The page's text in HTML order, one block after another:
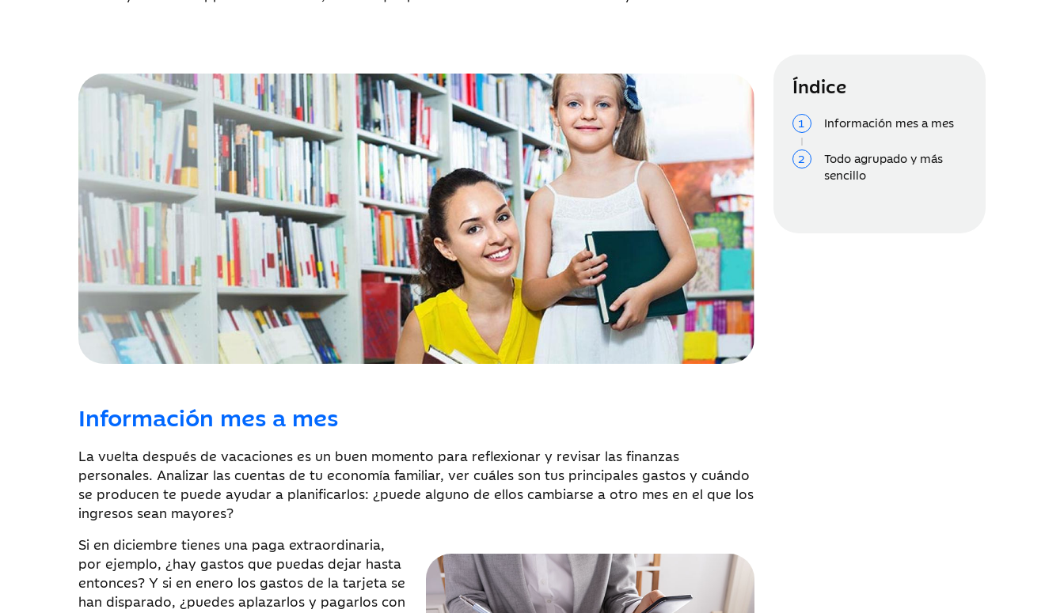
Información mes a mes
La vuelta después de vacaciones es un buen momento para reflexionar y revisar las finanzas
personales. Analizar las cuentas de tu economía familiar, ver cuáles son tus principales gastos y cuándo
se producen te puede ayudar a planificarlos: ¿puede alguno de ellos cambiarse a otro mes en el que los
ingresos sean mayores?
Si en diciembre tienes una paga extraordinaria,
por ejemplo, ¿hay gastos que puedas dejar hasta
entonces? Y si en enero los gastos de la tarjeta se
han disparado, ¿puedes aplazarlos y pagarlos con
Índice
Información mes a mes
Todo agrupado y más
sencillo